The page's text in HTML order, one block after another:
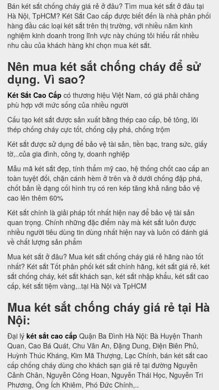
Bán két sắt chống cháy giá rẻ ở đâu? Tìm mua két sắt ở đâu tại
Hà Nội, TpHCM? Két Sắt Cao cấp được biết đến là nhà phân phối
hàng đầu các loại két sắt trên thị trường, với nhiều năm kinh
nghiệm kinh doanh trong lĩnh vực này chúng tôi hiểu rất nhiều
nhu cầu của khách hàng khi chọn mua két sắt.
Nên mua két sắt chống cháy để sử
dụng. Vì sao?
Két Sắt Cao Cấp có thương hiệu Việt Nam, có giá phải chăng
phù hợp với mức sống của nhiều người
Cấu tạo két sắt được sản xuất bằng thép cao cấp, bê tông, lõi
thép chống cháy cực tốt, chống cậy phá, chống trộm
Két sắt được sử dụng để bảo vệ tài sản, tiền bạc, trang sức, giấy
tờ,..của gia đình, công ty, doanh nghiệp
Mẫu mã két sắt đẹp, tính thẩm mỹ cao, hệ thống chốt cao cấp an
toàn tuyệt đối, chặn cánh hèm ở trên và ở dưới chống đập phá,
chốt bản lề dạng cối hình trụ có ren kép tăng khả năng bảo vệ
cao lên thêm 60%
Két sắt chính là giải pháp tốt nhất hiện nay để bảo vệ tài sản
quan trọng. Chính những đặc điểm này mà két sắt luôn được
nhiều người tiêu dùng tin dùng nhất hiện nay và luôn có đánh giá
về chất lượng sản phẩm
Mua két sắt ở đâu? Mua két sắt chống cháy giá rẻ hãng nào tốt
nhất? Két sắt Tốt phân phối két sắt chính hãng, két sắt giá rẻ, két
sắt chống cháy, két sắt khách sạn, két sắt nhập khẩu, két sắt cao
cấp, két sắt tiệm vàng,..tại Hà Nội và TpHCM
Mua két sắt chống cháy giá rẻ tại Hà
Nội:
Đại lý két sắt cao cấp Quận Ba Đình Hà Nội: Bà Huyện Thanh
Quan, Cao Bá Quát, Chu Văn An, Đặng Dung, Điện Biên Phủ,
Huỳnh Thúc Kháng, Kim Mã Thượng, Lạc Chính, bán két sắt cao
cấp chống cháy dùng cho khách sạn giá rẻ tại đường Nguyễn
Cảnh Chân, Nguyễn Công Hoan, Nguyễn Thái Học, Nguyễn Tri
Phương, Ông Ích Khiêm, Phó Đức Chính,..